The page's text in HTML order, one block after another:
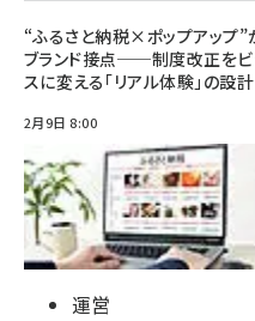
“ふるさと納税×ポップアップ
ブランド接点──制度改正をビ
スに変える「リアル体験」の設計
2月9日 8:00
運営